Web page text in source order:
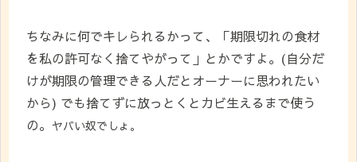
ちなみに何でキレられるかって、「期限切れの食材
を私の許可なく捨てやがって」とかですよ。(自分だ
けが期限の管理できる人だとオーナーに思われたい
から) でも捨てずに放っとくとカビ生えるまで使う
の。 ヤバい奴でしょ。